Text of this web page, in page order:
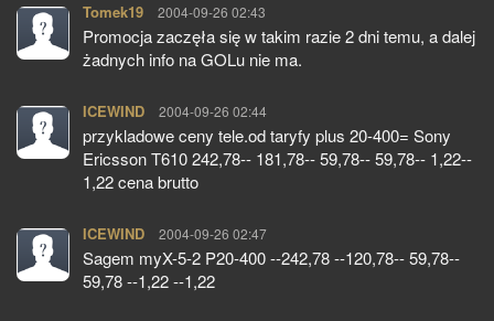
Tomek19 pisze:
2004-09-26 02:43
Promocja zaczęła się w takim razie 2 dni temu, a dalej
żadnych info na GOLu nie ma.
ICEWIND pisze:
2004-09-26 02:44
przykladowe ceny tele.od taryfy plus 20-400= Sony
Ericsson T610 242,78-- 181,78-- 59,78-- 59,78-- 1,22--
1,22 cena brutto
ICEWIND pisze:
2004-09-26 02:47
Sagem myX-5-2 P20-400 --242,78 --120,78-- 59,78--
59,78 --1,22 --1,22